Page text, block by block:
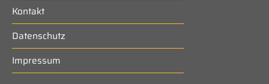
Kontakt
Datenschutz
Impressum